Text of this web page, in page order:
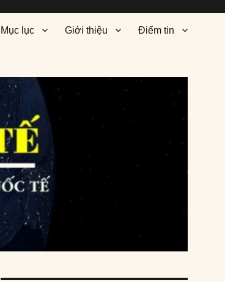
Mục lục Giới thiệu Điểm tin